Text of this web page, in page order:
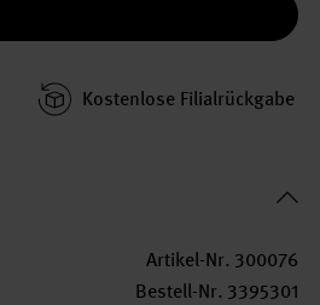
Kosten­lose Filial­rückgabe
Artikel-Nr. 300076
Bestell-Nr. 3395301